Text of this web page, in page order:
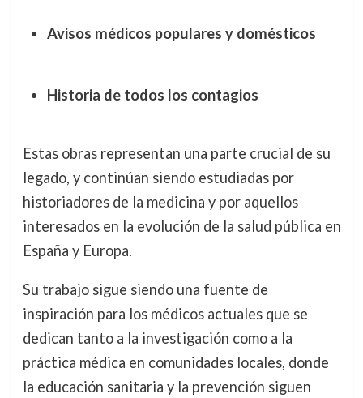
Avisos médicos populares y domésticos
Historia de todos los contagios
Estas obras representan una parte crucial de su
legado, y continúan siendo estudiadas por
historiadores de la medicina y por aquellos
interesados en la evolución de la salud pública en
España y Europa.
Su trabajo sigue siendo una fuente de
inspiración para los médicos actuales que se
dedican tanto a la investigación como a la
práctica médica en comunidades locales, donde
la educación sanitaria y la prevención siguen